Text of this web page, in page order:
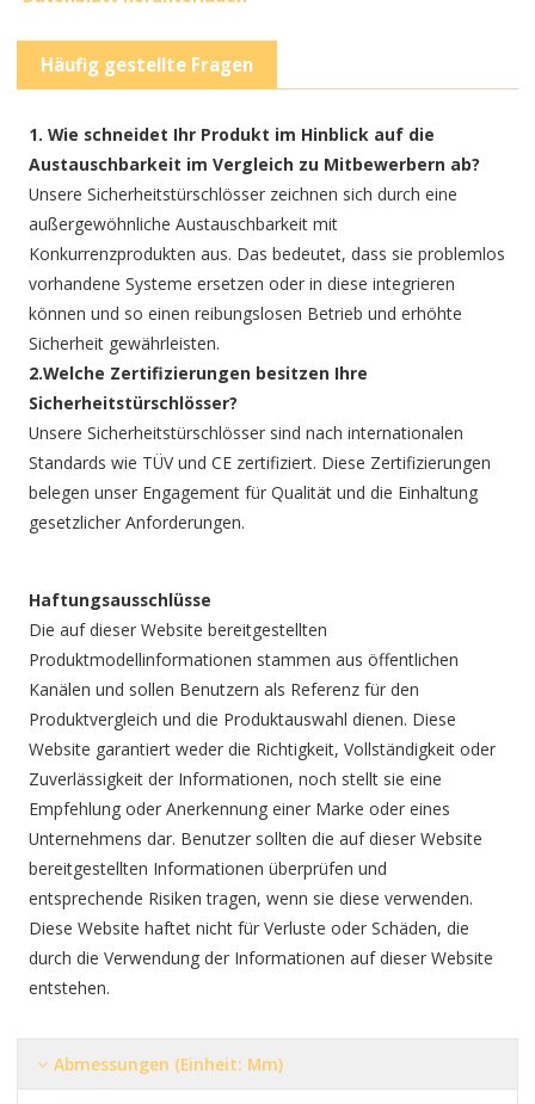
Häufig gestellte Fragen
1. Wie schneidet Ihr Produkt im Hinblick auf die
Austauschbarkeit im Vergleich zu Mitbewerbern ab?
Unsere Sicherheitstürschlösser zeichnen sich durch eine
außergewöhnliche Austauschbarkeit mit
Konkurrenzprodukten aus. Das bedeutet, dass sie problemlos
vorhandene Systeme ersetzen oder in diese integrieren
können und so einen reibungslosen Betrieb und erhöhte
Sicherheit gewährleisten.
2.Welche Zertifizierungen besitzen Ihre
Sicherheitstürschlösser?
Unsere Sicherheitstürschlösser sind nach internationalen
Standards wie TÜV und CE zertifiziert. Diese Zertifizierungen
belegen unser Engagement für Qualität und die Einhaltung
gesetzlicher Anforderungen.
Haftungsausschlüsse
Die auf dieser Website bereitgestellten
Produktmodellinformationen stammen aus öffentlichen
Kanälen und sollen Benutzern als Referenz für den
Produktvergleich und die Produktauswahl dienen. Diese
Website garantiert weder die Richtigkeit, Vollständigkeit oder
Zuverlässigkeit der Informationen, noch stellt sie eine
Empfehlung oder Anerkennung einer Marke oder eines
Unternehmens dar. Benutzer sollten die auf dieser Website
bereitgestellten Informationen überprüfen und
entsprechende Risiken tragen, wenn sie diese verwenden.
Diese Website haftet nicht für Verluste oder Schäden, die
durch die Verwendung der Informationen auf dieser Website
entstehen.
Abmessungen (Einheit: Mm)